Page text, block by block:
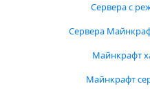
Сервера с
Сервера
Майнкрафт
Майнкрафт